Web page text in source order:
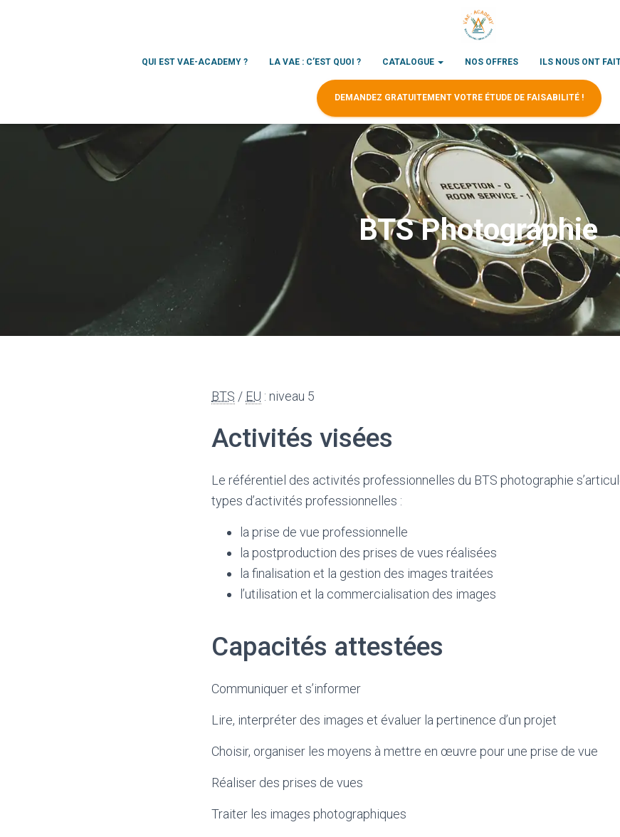
QUI EST VAE-ACADEMY ? LA VAE : C’EST QUOI ? CATALOGUE NOS OFFRES ILS NOUS ONT
DEMANDEZ GRATUITEMENT VOTRE ÉTUDE DE FAISABILITÉ !
BTS Photographie
BTS / EU : niveau 5
Activités visées
Le référentiel des activités professionnelles du BTS photographie
types d’activités professionnelles :
la prise de vue professionnelle
la postproduction des prises de vues réalisées
la finalisation et la gestion des images traitées
l’utilisation et la commercialisation des images
Capacités attestées
Communiquer et s’informer
Lire, interpréter des images et évaluer la pertinence d’un projet
Choisir, organiser les moyens à mettre en œuvre pour une prise de vue
Réaliser des prises de vues
Traiter les images photographiques